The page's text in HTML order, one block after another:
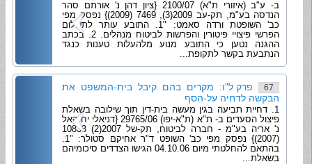
ב- ע"ב (איזורי ת"א) 2100/07 {ציון דהן נ' אורתם סהר
הנדסה בע"מ, תק-עב 2009(3), 7469 (2009)} נפסק מפי
כב' השופטת ורדה סאמט: "1. התובע עותר לתשלום
הפרשי פיצויי פיטורין והפרשות לביטוח מנהלים. 2. בכתב
ההגנה נטען כי התובע מנוע מלהעלות טענות כנגד
הנתבעת בקשר לתקופת...
פרק ל"ו: מקרים בהם קיבל בית-המשפט את
הבקשה לדחיה על-הסף
1. דחיית תביעה בגין מעשה בית-דין תוך שילובה בשאלת
פיצול הסעדים ב- ת"א (ת"א-יפו) 29765/06 {דניאלי יחזקאל
נ' אריה בע"מ - חברה לביטוח, תק-של 2007(2) 10833
(2007)} נפסק מפי כב' השופט ד"ר אחיקם סטולר: "1.
בהתאם להחלטתי מיום 04.10.06 הגישו הצדדים סיכומיהם
בשאלת...